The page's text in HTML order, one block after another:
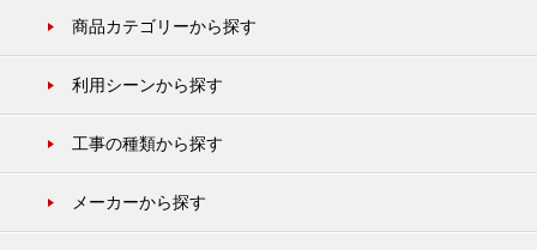
商品カテゴリーから探す
利用シーンから探す
工事の種類から探す
メーカーから探す